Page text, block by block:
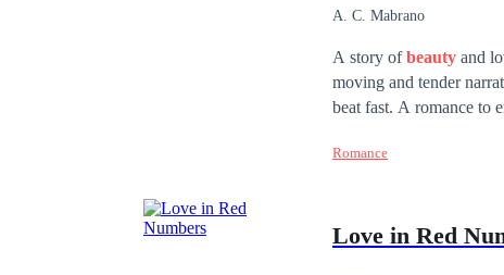
A. C. Mabrano
A story ofbeauty and
moving and tender
beat fast. A romance to
Romance
Love in Red